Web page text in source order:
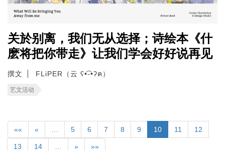
关於别离，我们无从选择；诗绘本《什
麽将把你带走》让我们学会好好说再见
撰文 FLiPER（云 ʕ•͡-•ʔฅ）
艺文活动
«« « 5 6 7 8 9 10 11 12
13 14 » »»